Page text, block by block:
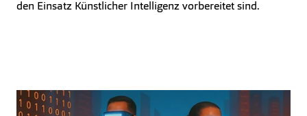
den Einsatz Künstlicher Intelligenz vorbereitet sind.